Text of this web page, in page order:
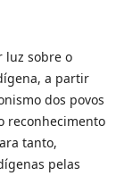
luz sobre o
a partir
dos povos
reconhecimento
tanto,
pelas